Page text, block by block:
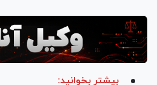
بیشتر بخوانید: